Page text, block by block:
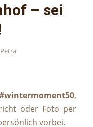
– sei
Petra
#wintermoment50,
oder Foto per
vorbei.